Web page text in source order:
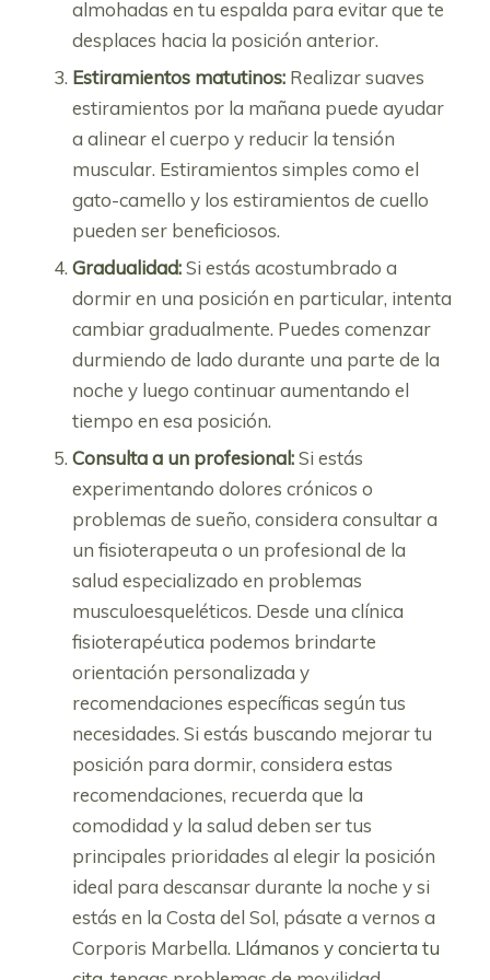
almohadas en tu espalda para evitar que te
desplaces hacia la posición anterior.
Estiramientos matutinos:Realizar suaves
estiramientos por la mañana puede ayudar
a alinear el cuerpo y reducir la tensión
muscular. Estiramientos simples como el
gato-camello y los estiramientos de cuello
pueden ser beneficiosos.
Gradualidad:Si estás acostumbrado a
dormir en una posición en particular, intenta
cambiar gradualmente. Puedes comenzar
durmiendo de lado durante una parte de la
noche y luego continuar aumentando el
tiempo en esa posición.
Consulta a un profesional:Si estás
experimentando dolores crónicos o
problemas de sueño, considera consultar a
un fisioterapeuta o un profesional de la
salud especializado en problemas
musculoesqueléticos. Desde una clínica
fisioterapéutica podemos brindarte
orientación personalizada y
recomendaciones específicas según tus
necesidades. Si estás buscando mejorar tu
posición para dormir, considera estas
recomendaciones, recuerda que la
comodidad y la salud deben ser tus
principales prioridades al elegir la posición
ideal para descansar durante la noche y si
estás en la Costa del Sol, pásate a vernos a
Corporis Marbella. Llámanos y concierta tu